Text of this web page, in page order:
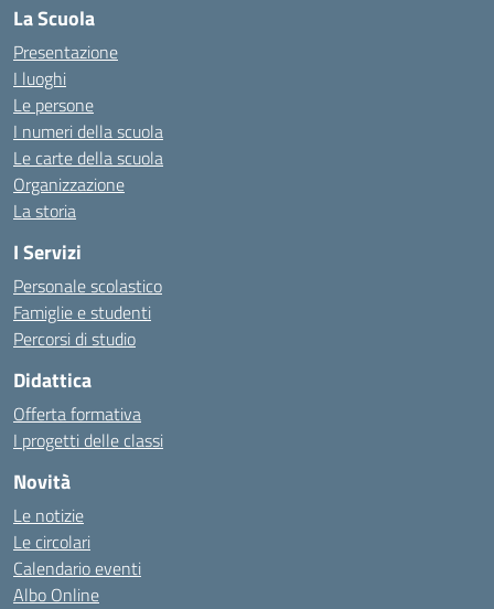
La Scuola
Presentazione
I luoghi
Le persone
I numeri della scuola
Le carte della scuola
Organizzazione
La storia
I Servizi
Personale scolastico
Famiglie e studenti
Percorsi di studio
Didattica
Offerta formativa
I progetti delle classi
Novità
Le notizie
Le circolari
Calendario eventi
Albo Online